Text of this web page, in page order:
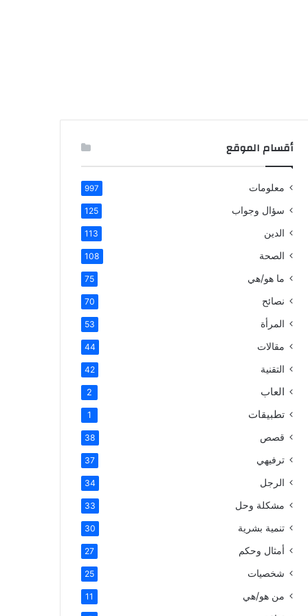
أقسام الموقع
معلومات 997
سؤال وجواب 125
الدين 113
الصحة 108
ما هو/هي 75
نصائح 70
المرأة 53
مقالات 44
التقنية 42
العاب 2
تطبيقات 1
قصص 38
ترفيهي 37
الرجل 34
مشكلة وحل 33
تنمية بشرية 30
أمثال وحكم 27
شخصيات 25
من هو/هي 11